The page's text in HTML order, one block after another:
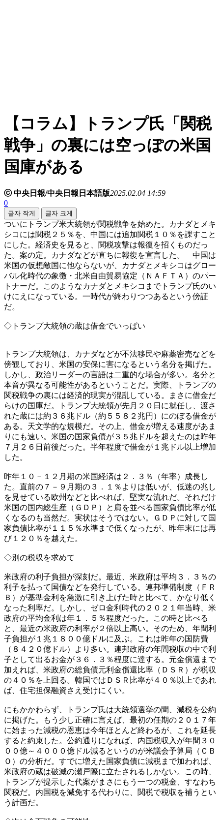
【コラム】トランプ氏「関税
戦争」の裏には空っぽの米国
国庫がある
ⓒ 中央日報/中央日報日本語版2025.02.04 14:59
0
글자 작게 글자 크게
ついにトランプ米大統領が関税戦争を始めた。カナダとメキ
シコには関税２５％を、中国には追加関税１０％を課すこと
にした。経済史を見ると、関税攻撃は報復を招くものだっ
た。案の定。カナダなどが直ちに報復を宣言した。 中国は
米国の仮想敵国に他ならないが、カナダとメキシコはグロー
バル化時代の象徴・北米自由貿易協定（ＮＡＦＴＡ）のパー
トナーだ。このようなカナダとメキシコまでトランプ氏のい
けにえになっている。一時代が終わりつつあるという傍証
だ。
◇トランプ大統領の蔵は借金でいっぱい
トランプ大統領は、カナダなどが不法移民や麻薬密売などを
傍観しており、米国の安保に害になるという名分を掲げた。
しかし、政治リーダーの言語は二重的な場合が多い。名分と
本音が異なる可能性があるということだ。実際、トランプの
関税戦争の裏には経済的現実が混乱している。まさに借金だ
らけの国庫だ。トランプ大統領が先月２０日に就任し、渡さ
れた蔵には約３６兆ドル（約５５８２兆円）にのぼる借金が
ある。天文学的な規模だ。その上、借金が増える速度があま
りにも速い。米国の国家負債が３５兆ドルを超えたのは昨年
７月２６日前後だった。半年程度で借金が１兆ドル以上増加
した。
昨年１０－１２月期の米国経済は２．３％（年率）成長し
た。直前の７－９月期の３．１％よりは低いが、低迷の兆し
を見せている欧州などと比べれば、堅実な流れだ。それだけ
米国の国内総生産（ＧＤＰ）と肩を並べる国家負債比率が低
くなるのも当然だ。実状はそうではない。ＧＤＰに対して国
家負債比率が１１５％水準まで低くなったが、昨年末には再
び１２０％を越えた。
◇別の税収を求めて
米政府の利子負担が深刻だ。最近、米政府は平均３．３％の
利子を払って国債などを発行している。連邦準備制度（ＦＲ
Ｂ）が基準金利を急激に引き上げた時と比べて、かなり低く
なった利率だ。しかし、ゼロ金利時代の２０２１年当時、米
政府の平均金利は年１．５％程度だった。この時と比べる
と、最近の米政府の利率が２倍以上高い。そのため、年間利
子負担が１兆１８００億ドルに及ぶ。これは昨年の国防費
（８４２０億ドル）より多い。連邦政府の年間税収の中で利
子として出るお金が３６．３％程度に達する。元金償還まで
加えれば、米政府の総負債元利金償還比率（ＤＳＲ）が税収
の４０％を上回る。韓国ではＤＳＲ比率が４０％以上であれ
ば、住宅担保融資さえ受けにくい。
にもかかわらず、トランプ氏は大統領選挙の間、減税を公約
に掲げた。もう少し正確に言えば、最初の任期の２０１７年
に始まった減税の恩恵は今年ほとんど終わるが、これを延長
すると約束した。公約通りになれば、内国税収入が年間３０
００億～４０００億ドル減るというのが米議会予算局（ＣＢ
Ｏ）の分析だ。すでに増えた国家負債に減税まで加われば、
米政府の蔵は破滅の瀬戸際に立たされるしかない。この時、
トランプが提示した代案がまさにもう一つの税金、すなわち
関税だ。内国税を減免する代わりに、関税で税収を補うとい
う計画だ。